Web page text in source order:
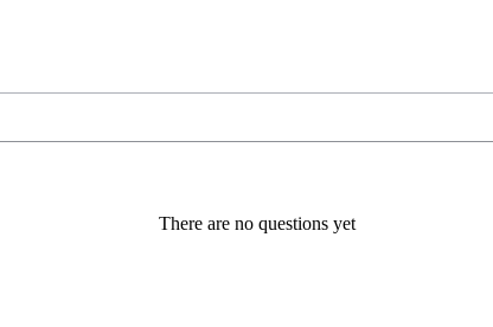
There are no questions yet